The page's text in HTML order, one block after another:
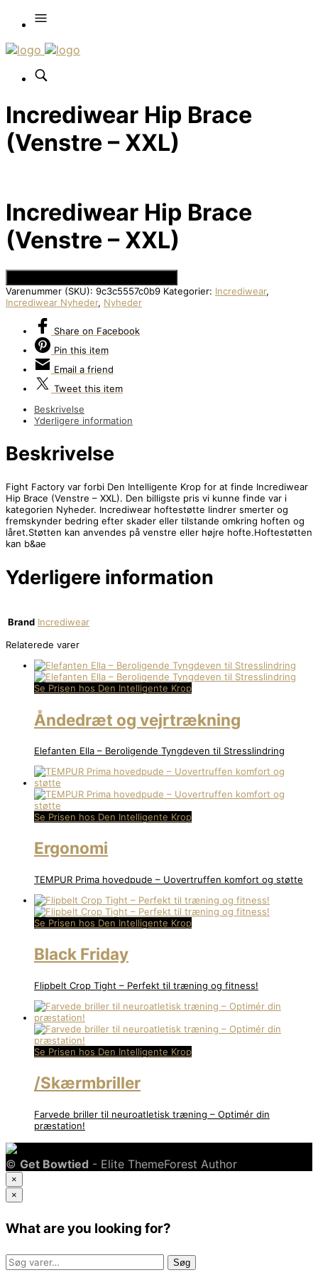
Incrediwear Hip Brace
(Venstre – XXL)
Incrediwear Hip Brace
(Venstre – XXL)
Varenummer (SKU): 9c3c5557c0b9 Kategorier: Incrediwear,
Incrediwear Nyheder, Nyheder
Share on Facebook
Pin this item
Email a friend
Tweet this item
Beskrivelse
Yderligere information
Beskrivelse
Fight Factory var forbi Den Intelligente Krop for at finde Incrediwear
Hip Brace (Venstre – XXL). Den billigste pris vi kunne finde var i
kategorien Nyheder. Incrediwear hoftestøtte lindrer smerter og
fremskynder bedring efter skader eller tilstande omkring hoften og
låret.Støtten kan anvendes på venstre eller højre hofte.Hoftestøtten
kan b&ae
Yderligere information
Brand Incrediwear
Relaterede varer
Se Prisen hos Den Intelligente Krop
Åndedræt og vejrtrækning
Elefanten Ella – Beroligende Tyngdeven til Stresslindring
Se Prisen hos Den Intelligente Krop
Ergonomi
TEMPUR Prima hovedpude – Uovertruffen komfort og støtte
Se Prisen hos Den Intelligente Krop
Black Friday
Flipbelt Crop Tight – Perfekt til træning og fitness!
Se Prisen hos Den Intelligente Krop
/Skærmbriller
Farvede briller til neuroatletisk træning – Optimér din
præstation!
© Get Bowtied - Elite ThemeForest Author
×
×
What are you looking for?
Søg
Søg